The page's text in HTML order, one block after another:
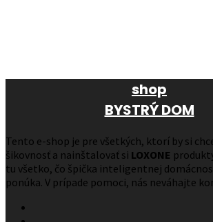
shop
BYSTRÝ DOM
Tento e-shop je pre všetkých, ktorí by si
šikovnosť a nainštalovať si LOXONE
tu všetko, čo špička inteligentnej
ponúka. V prípade pomoci, nás neváhajte